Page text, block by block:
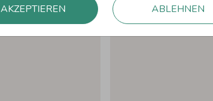
AKZEPTIEREN ABLEHNEN